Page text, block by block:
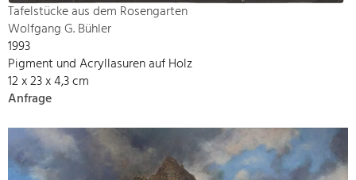
Tafelstücke aus dem Rosengarten
Wolfgang G. Bühler
1993
Pigment und Acryllasuren auf Holz
12 x 23 x 4,3 cm
Anfrage